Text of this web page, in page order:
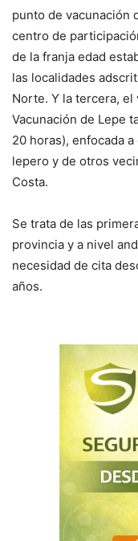
punto de vacunación
centro de
de la franja edad
las localidades
Norte. Y la tercera,
Vacunación de Lepe
20 horas), enfocada
lepero y de otros
Costa.
Se trata de las
provincia y a nivel
necesidad de cita
años.